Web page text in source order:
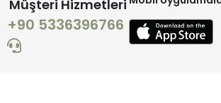
Müşteri Hizmetleri
+90 5336396766